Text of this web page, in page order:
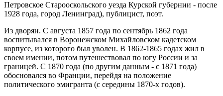
Петровское Старооскольского уезда Курской губернии - после
1928 года, город Ленинград), публицист, поэт.
Из дворян. С августа 1857 года по сентябрь 1862 года
воспитывался в Воронежском Михайловском кадетском
корпусе, из которого был уволен. В 1862-1865 годах жил в
своем имении, потом путешествовал по югу России и за
границей. С 1870 года (по другим данным - с 1871 года)
обосновался во Франции, перейдя на положение
политического эмигранта (с середины 1870-х годов).